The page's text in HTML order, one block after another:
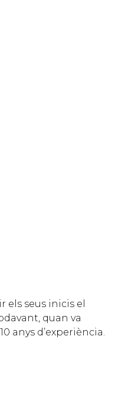
els seus inicis el
quan va
anys d’experiència.